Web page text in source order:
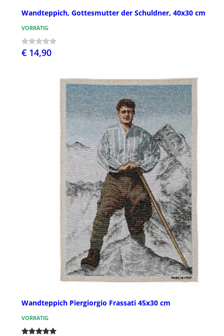
Wandteppich, Gottesmutter der Schuldner, 40x30 cm
VORRÄTIG
€ 14,90
Wandteppich Piergiorgio Frassati 45x30 cm
VORRÄTIG